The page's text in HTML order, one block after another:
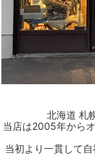
北海道 札
当店は2005年から
当初より一貫して